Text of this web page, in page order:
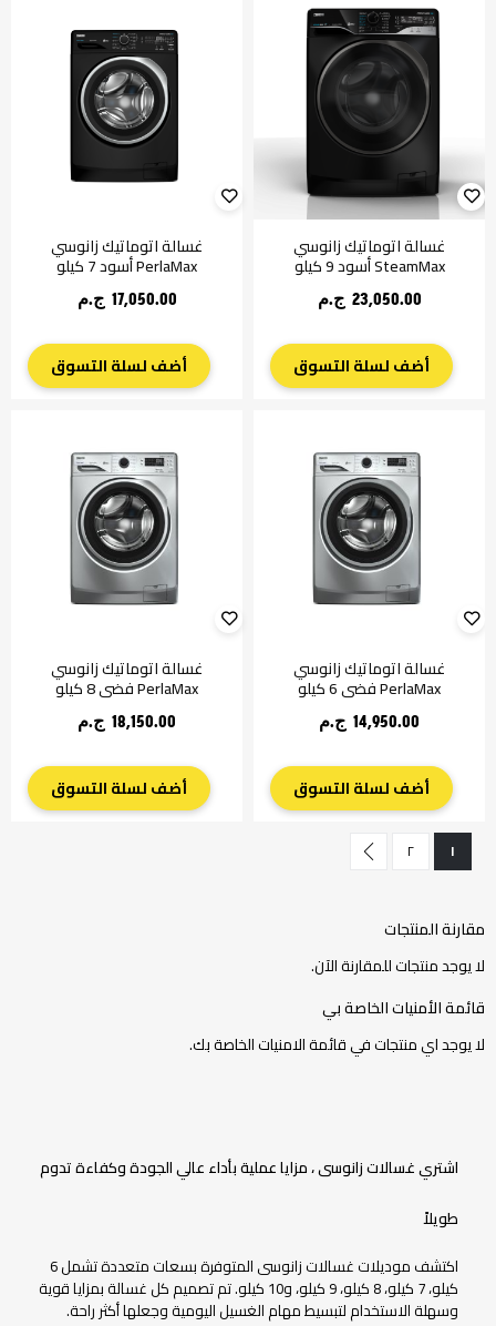
غسالة اتوماتيك زانوسي
SteamMax أسود 9 كيلو
23,050.00 ج.م‏
أضف لسلة التسوق
غسالة اتوماتيك زانوسي
PerlaMax أسود 7 كيلو
17,050.00 ج.م‏
أضف لسلة التسوق
غسالة اتوماتيك زانوسي
PerlaMax فضي 6 كيلو
14,950.00 ج.م‏
أضف لسلة التسوق
غسالة اتوماتيك زانوسي
PerlaMax فضي 8 كيلو
18,150.00 ج.م‏
أضف لسلة التسوق
حقيبةحاليا انت تقرأ الصفحة١ حقيبة
٢
مقارنة المنتجات
لا يوجد منتجات للمقارنة الآن.
قائمة الأمنيات الخاصة بي
لا يوجد اي منتجات في قائمة الامنيات الخاصة بك.
اشتري غسالات زانوسى ، مزايا عملية بأداء عالي الجودة وكفاءة تدوم
طويلاً
اكتشف موديلات غسالات زانوسى المتوفرة بسعات متعددة تشمل 6
كيلو، 7 كيلو، 8 كيلو، 9 كيلو، و10 كيلو. تم تصميم كل غسالة بمزايا قوية
وسهلة الاستخدام لتبسيط مهام الغسيل اليومية وجعلها أكثر راحة.